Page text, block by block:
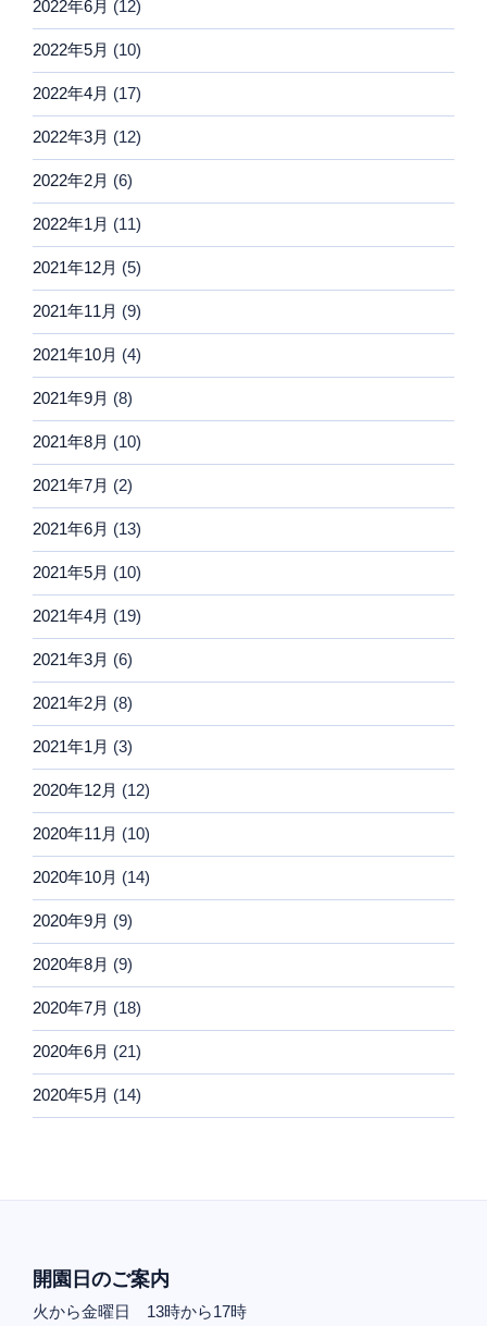
2022年6月 (12)
2022年5月 (10)
2022年4月 (17)
2022年3月 (12)
2022年2月 (6)
2022年1月 (11)
2021年12月 (5)
2021年11月 (9)
2021年10月 (4)
2021年9月 (8)
2021年8月 (10)
2021年7月 (2)
2021年6月 (13)
2021年5月 (10)
2021年4月 (19)
2021年3月 (6)
2021年2月 (8)
2021年1月 (3)
2020年12月 (12)
2020年11月 (10)
2020年10月 (14)
2020年9月 (9)
2020年8月 (9)
2020年7月 (18)
2020年6月 (21)
2020年5月 (14)
開園日のご案内
火から金曜日 13時から17時